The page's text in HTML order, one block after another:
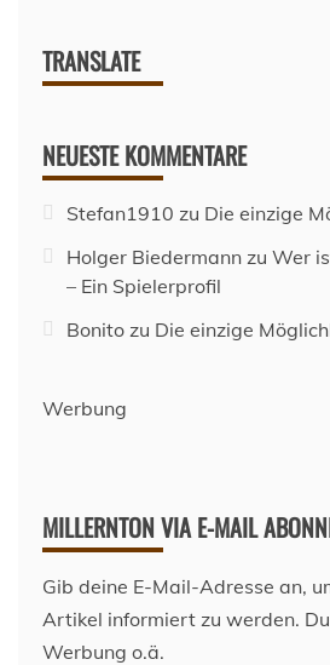
TRANSLATE
NEUESTE KOMMENTARE
Stefan1910 zu Die einzige
Holger Biedermann zu Wer
– Ein Spielerprofil
Bonito zu Die einzige
Werbung
MILLERNTON VIA E-MAIL
Gib deine E-Mail-Adresse an,
Artikel informiert zu werden.
Werbung o.ä.